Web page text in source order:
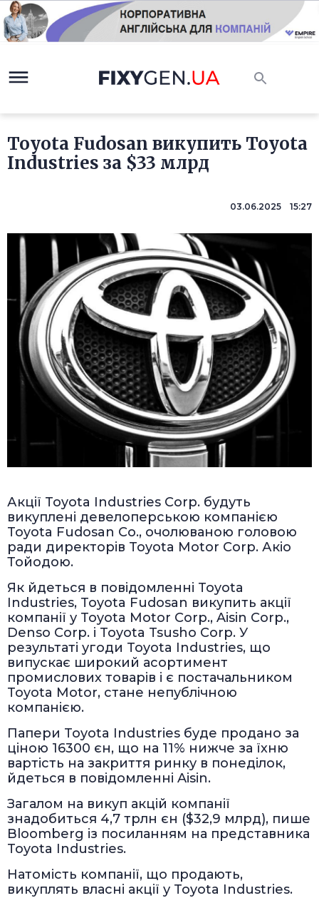
Toyota Fudosan викупить Toyota
Industries за $33 млрд
03.06.2025 15:27
Акції Toyota Industries Corp. будуть
викуплені девелоперською компанією
Toyota Fudosan Co., очолюваною головою
ради директорів Toyota Motor Corp. Акіо
Тойодою.
Як йдеться в повідомленні Toyota
Industries, Toyota Fudosan викупить акції
компанії у Toyota Motor Corp., Aisin Corp.,
Denso Corp. і Toyota Tsusho Corp. У
результаті угоди Toyota Industries, що
випускає широкий асортимент
промислових товарів і є постачальником
Toyota Motor, стане непублічною
компанією.
Папери Toyota Industries буде продано за
ціною 16300 єн, що на 11% нижче за їхню
вартість на закриття ринку в понеділок,
йдеться в повідомленні Aisin.
Загалом на викуп акцій компанії
знадобиться 4,7 трлн єн ($32,9 млрд), пише
Bloomberg із посиланням на представника
Toyota Industries.
Натомість компанії, що продають,
викуплять власні акції у Toyota Industries.